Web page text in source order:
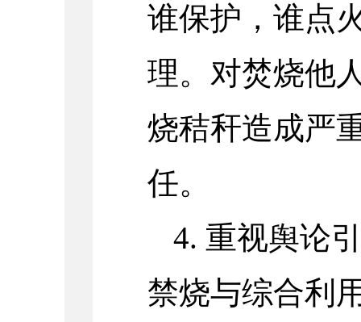
谁保护，谁点
理。对焚烧他
烧秸秆造成严
任。
4. 重视舆论
禁烧与综合利